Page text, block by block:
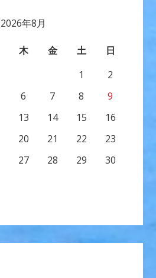
2026年8月
木 金 土
日
1
2
6 7 8
9
13 14 15
16
20 21 22
23
27 28 29
30